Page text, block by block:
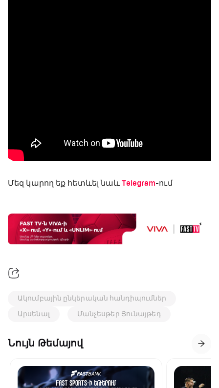
Մեզ կարող եք հետևել նաև Telegram-ում
Ակումբային ընկերական հանդիպումներ
Արսենալ
Մանչեսթեր Յունայթեդ
Նույն Թեմայով